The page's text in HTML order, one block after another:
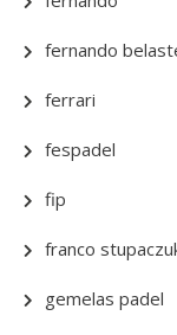
fernando
ferrari
fespadel
fip
franco
gemelas padel